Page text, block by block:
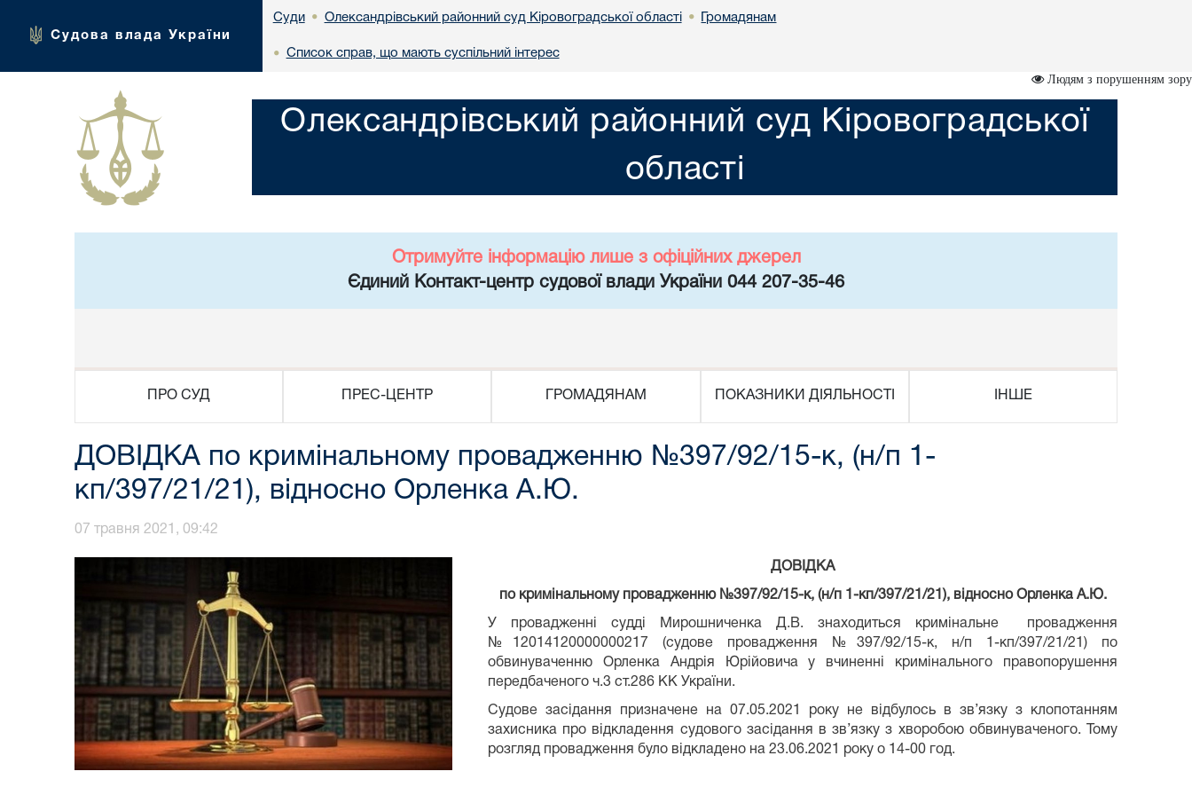
Судова влада України
Суди • Олександрівський районний суд Кіровоградської області • Громадянам
• Список справ, що мають суспільний інтерес
Людям з порушенням зору
Олександрівський районний суд Кіровоградської
області
Отримуйте інформацію лише з офіційних джерел
Єдиний Контакт-центр судової влади України 044 207-35-46
ПРО СУД ПРЕС-ЦЕНТР ГРОМАДЯНАМ ПОКАЗНИКИ ДІЯЛЬНОСТІ ІНШЕ
ДОВІДКА по кримінальному провадженню №397/92/15-к, (н/п 1-
кп/397/21/21), відносно Орленка А.Ю.
07 травня 2021, 09:42
ДОВІДКА
по кримінальному провадженню №397/92/15-к, (н/п 1-кп/397/21/21), відносно Орленка А.Ю.
У провадженні судді Мирошниченка Д.В. знаходиться кримінальне провадження
№12014120000000217 (судове провадження №397/92/15-к, н/п 1-кп/397/21/21) по
обвинуваченню Орленка Андрія Юрійовича у вчиненні кримінального правопорушення
передбаченого ч.3 ст.286 КК України.
Судове засідання призначене на 07.05.2021 року не відбулось в зв’язку з клопотанням
захисника про відкладення судового засідання в зв’язку з хворобою обвинуваченого. Тому
розгляд провадження було відкладено на 23.06.2021 року о 14-00 год.